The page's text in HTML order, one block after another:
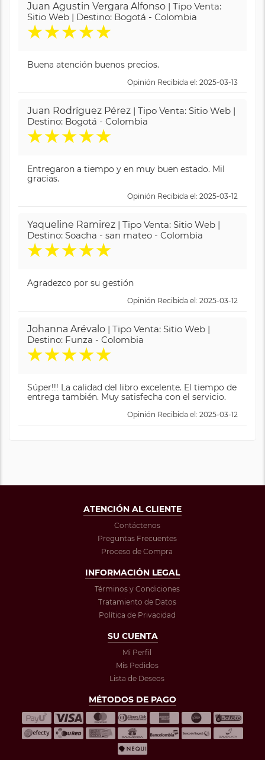
Juan Agustin Vergara Alfonso | Tipo Venta:
Sitio Web | Destino: Bogotá - Colombia
★★★★★
Buena atención buenos precios.
Opinión Recibida el: 2025-03-13
Juan Rodríguez Pérez | Tipo Venta: Sitio Web |
Destino: Bogotá - Colombia
★★★★★
Entregaron a tiempo y en muy buen estado. Mil
gracias.
Opinión Recibida el: 2025-03-12
Yaqueline Ramirez | Tipo Venta: Sitio Web |
Destino: Soacha - san mateo - Colombia
★★★★★
Agradezco por su gestión
Opinión Recibida el: 2025-03-12
Johanna Arévalo | Tipo Venta: Sitio Web |
Destino: Funza - Colombia
★★★★★
Súper!!! La calidad del libro excelente. El tiempo de
entrega también. Muy satisfecha con el servicio.
Opinión Recibida el: 2025-03-12
ATENCIÓN AL CLIENTE
Contáctenos
Preguntas Frecuentes
Proceso de Compra
INFORMACIÓN LEGAL
Términos y Condiciones
Tratamiento de Datos
Política de Privacidad
SU CUENTA
Mi Perfil
Mis Pedidos
Lista de Deseos
MÉTODOS DE PAGO